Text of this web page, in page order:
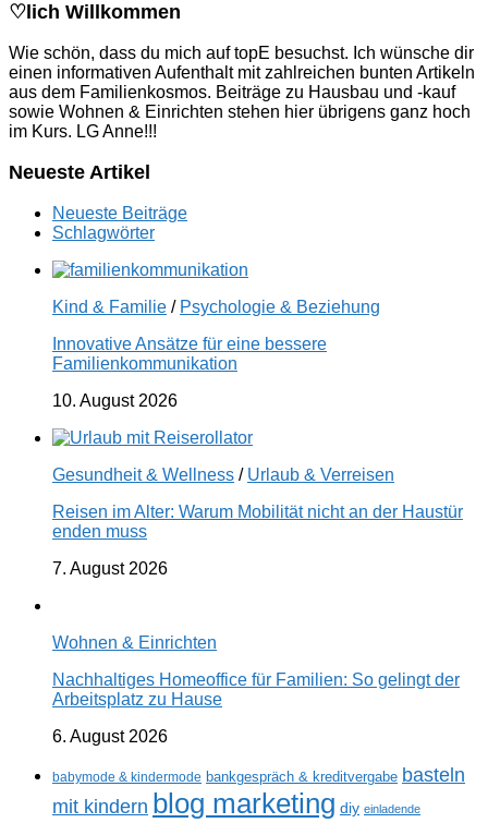
♡lich Willkommen
Wie schön, dass du mich auf topE besuchst. Ich wünsche dir
einen informativen Aufenthalt mit zahlreichen bunten Artikeln
aus dem Familienkosmos. Beiträge zu Hausbau und -kauf
sowie Wohnen & Einrichten stehen hier übrigens ganz hoch
im Kurs. LG Anne!!!
Neueste Artikel
Neueste Beiträge
Schlagwörter
Kind & Familie / Psychologie & Beziehung
Innovative Ansätze für eine bessere
Familienkommunikation
10. August 2026
Gesundheit & Wellness / Urlaub & Verreisen
Reisen im Alter: Warum Mobilität nicht an der Haustür
enden muss
7. August 2026
Wohnen & Einrichten
Nachhaltiges Homeoffice für Familien: So gelingt der
Arbeitsplatz zu Hause
6. August 2026
babymode & kindermode bankgespräch & kreditvergabe basteln
mit kindern blog marketing diy einladende